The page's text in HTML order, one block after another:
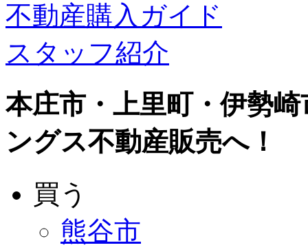
不動産購入ガイド
スタッフ紹介
本庄市・上里町・伊勢
ングス不動産販売へ！
買う
熊谷市